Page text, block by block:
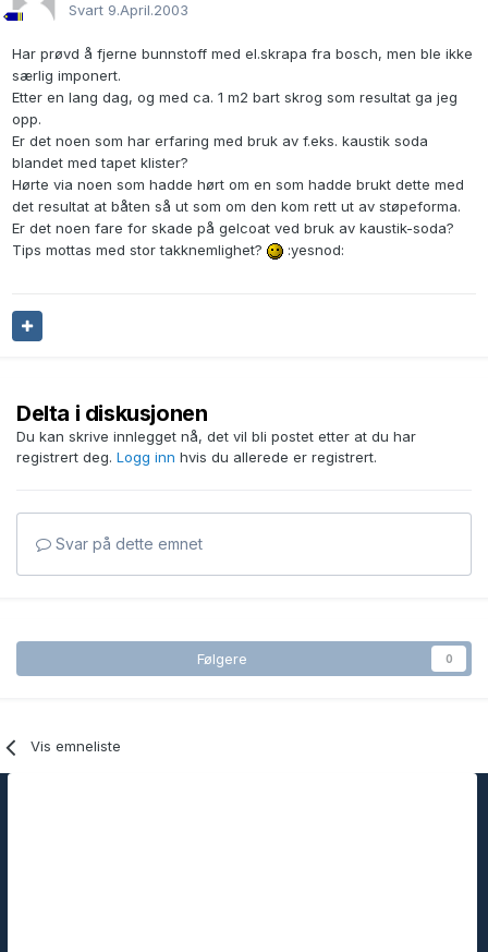
Svart 9.April.2003
Har prøvd å fjerne bunnstoff med el.skrapa fra bosch, men ble ikke
særlig imponert.
Etter en lang dag, og med ca. 1 m2 bart skrog som resultat ga jeg
opp.
Er det noen som har erfaring med bruk av f.eks. kaustik soda
blandet med tapet klister?
Hørte via noen som hadde hørt om en som hadde brukt dette med
det resultat at båten så ut som om den kom rett ut av støpeforma.
Er det noen fare for skade på gelcoat ved bruk av kaustik-soda?
Tips mottas med stor takknemlighet?
:yesnod:
Delta i diskusjonen
Du kan skrive innlegget nå, det vil bli postet etter at du har
registrert deg. Logg inn hvis du allerede er registrert.
Svar på dette emnet
Følgere 0
Vis emneliste